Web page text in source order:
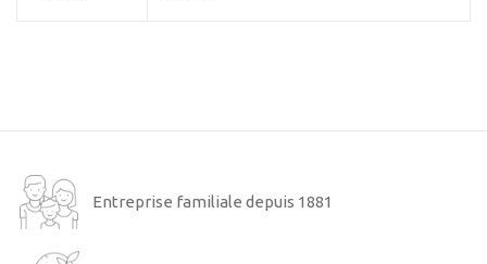
Entreprise familiale depuis 1881